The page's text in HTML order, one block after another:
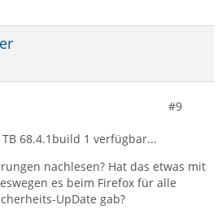
#9
68.4.1build 1 verfügbar...
nachlesen? Hat das etwas mit
es beim Firefox für alle
UpDate gab?